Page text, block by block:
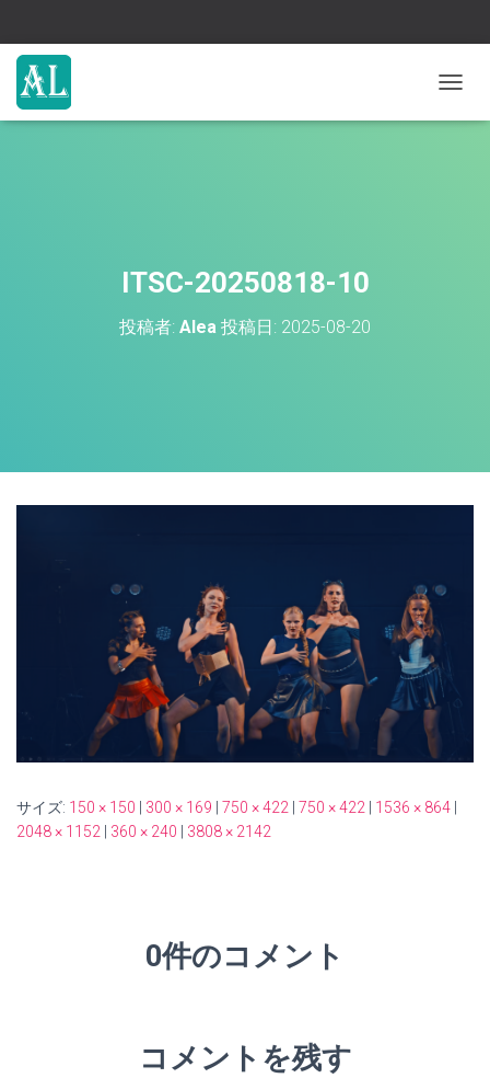
ビ
ITSC-20250818-10
投稿者: Alea 投稿日: 2025-08-20
サイズ: 150 × 150 300 × 169 750 × 422 750 × 422 1536 × 864
2048 × 1152
360 × 240 3808 × 2142
0件のコメント
コメントを残す